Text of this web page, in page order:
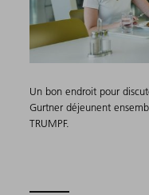
Un bon endroit pour
Gurtner déjeunent
TRUMPF.